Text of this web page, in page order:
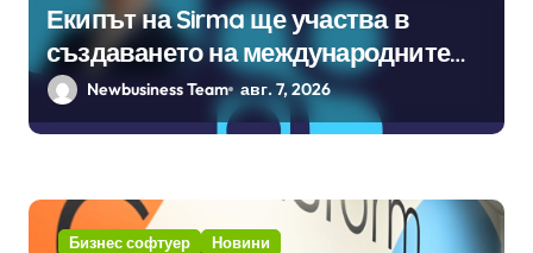
Екипът на Sirma ще участва в
създаването на международните
стандарти за навлизане на
изкуствен интелект в
Newbusiness Team авг. 7, 2026
Бизнес софтуер Новини